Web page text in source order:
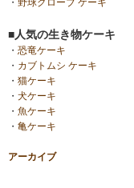
・ 野球グローブ ケーキ
■人気の生き物ケーキ
・ 恐竜ケーキ
・ カブトムシ ケーキ
・ 猫ケーキ
・ 犬ケーキ
・ 魚ケーキ
・ 亀ケーキ
アーカイブ